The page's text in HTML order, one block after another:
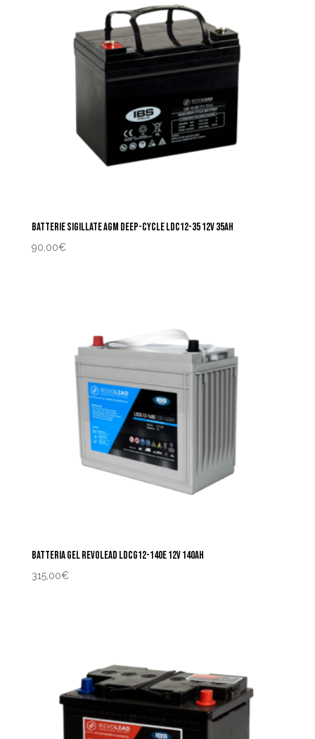
BATTERIE SIGILLATE AGM DEEP-CYCLE LDC12-35 12V 35AH
90,00€
BATTERIA GEL REVOLEAD LDCG12-140E 12V 140AH
315,00€